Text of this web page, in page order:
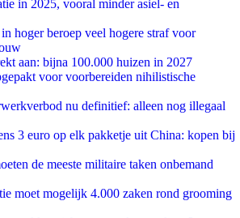
in 2025, vooral minder asiel- en
hoger beroep veel hogere straf voor
aan: bijna 100.000 huizen in 2027
voor voorbereiden nihilistische
nu definitief: alleen nog illegaal
3 euro op elk pakketje uit China: kopen bij
de meeste militaire taken onbemand
moet mogelijk 4.000 zaken rond grooming